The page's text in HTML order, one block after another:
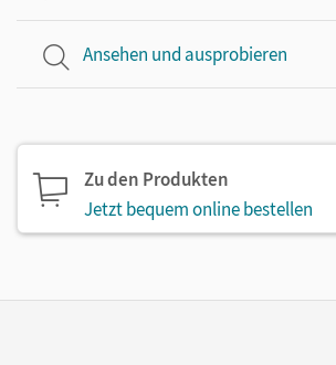
Ansehen und ausprobieren
Zu den Produkten
Jetzt bequem online bestellen